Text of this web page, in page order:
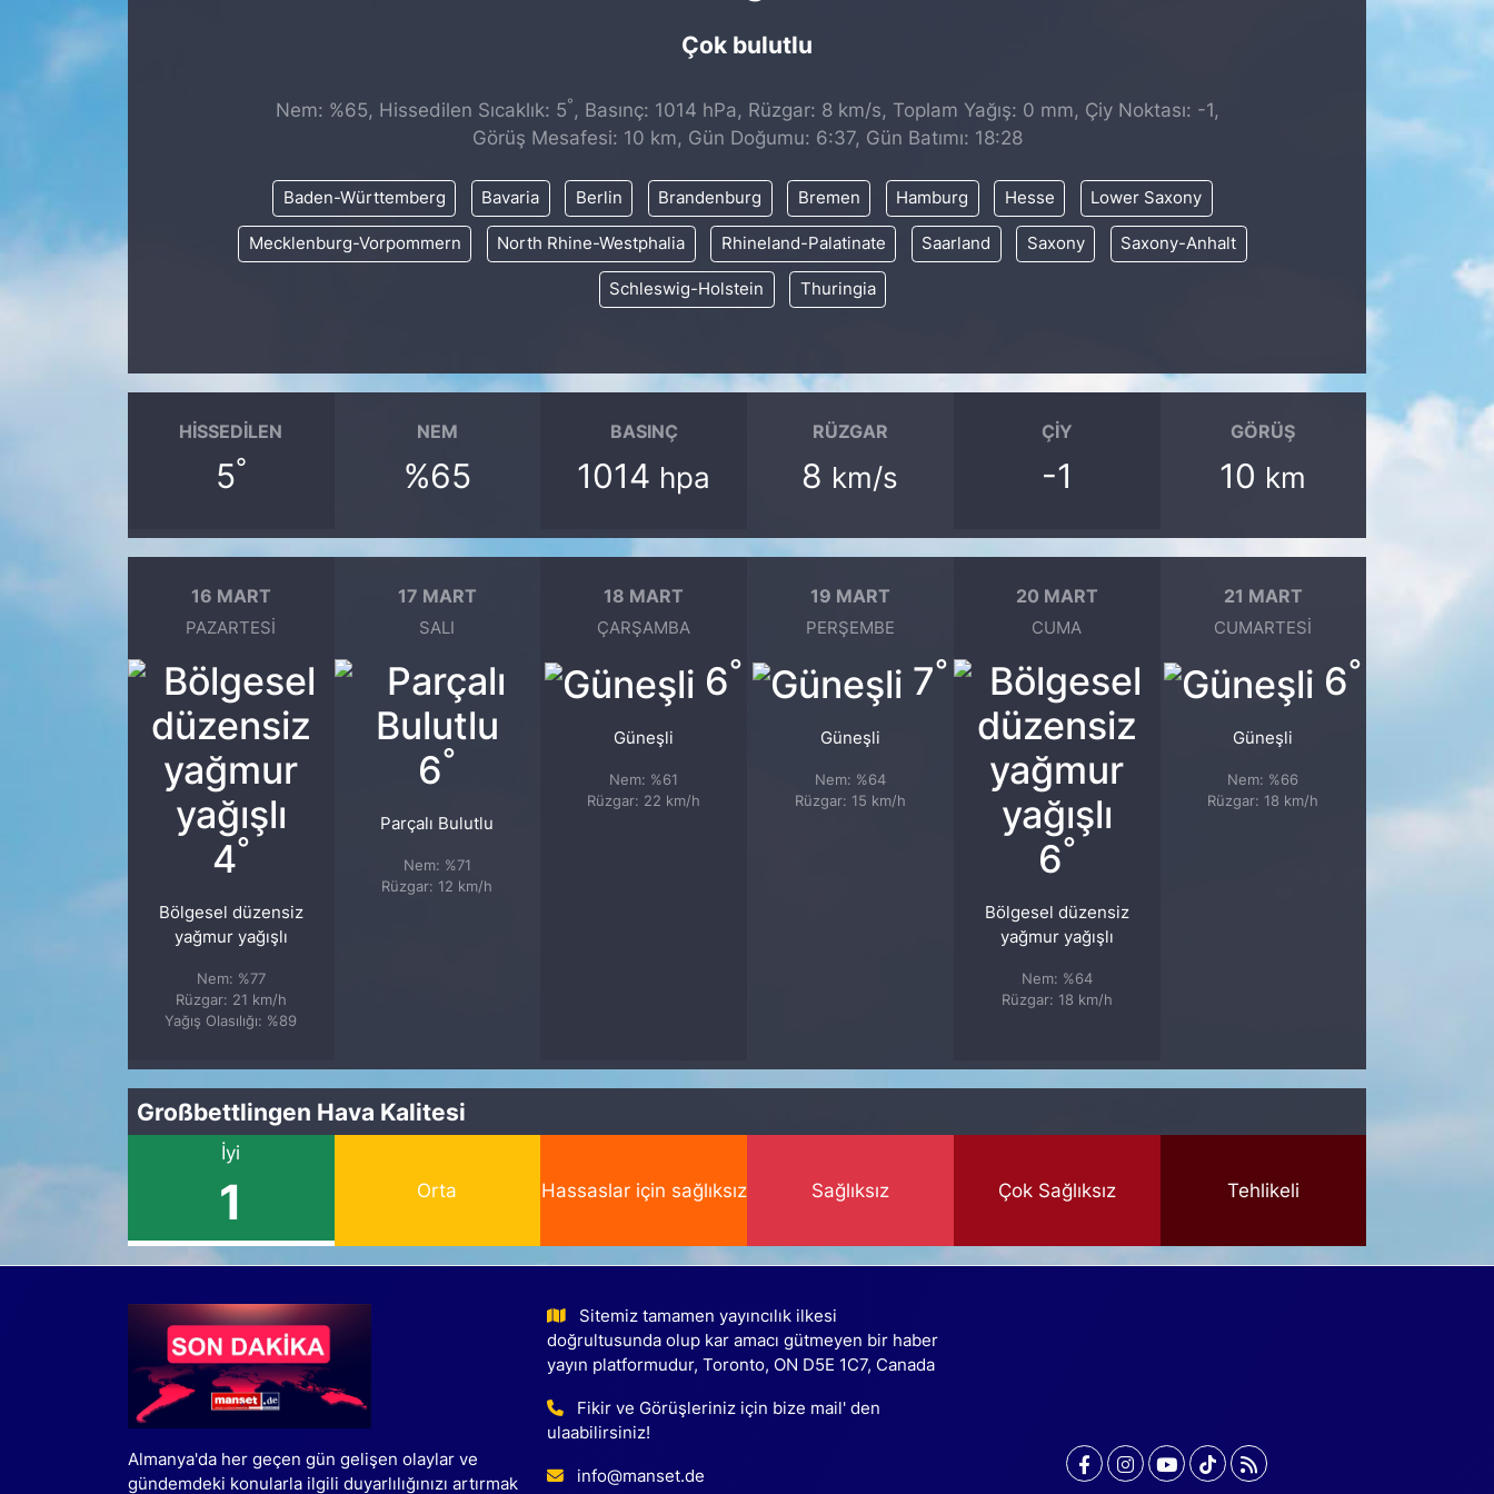
Çok bulutlu
Nem: %65, Hissedilen Sıcaklık: 5° , Basınç: 1014 hPa, Rüzgar: 8 km/s, Toplam Yağış: 0 mm, Çiy Noktası: -1,
Görüş Mesafesi: 10 km, Gün Doğumu: 6:37, Gün Batımı: 18:28
Baden-Württemberg Bavaria Berlin Brandenburg Bremen Hamburg Hesse Lower Saxony
Mecklenburg-Vorpommern North Rhine-Westphalia Rhineland-Palatinate Saarland Saxony Saxony-Anhalt
Schleswig-Holstein Thuringia
HISSEDILEN
5°
NEM
%65
BASINÇ
1014 hpa
RÜZGAR
8 km/s
ÇIY
-1
GÖRÜŞ
10 km
16 MART
PAZARTESI
4°
Bölgesel düzensiz
yağmur yağışlı
Nem: %77
Rüzgar: 21 km/h
Yağış Olasılığı: %89
17 MART
SALI
6°
Parçalı Bulutlu
Nem: %71
Rüzgar: 12 km/h
18 MART
ÇARŞAMBA
6°
Güneşli
Nem: %61
Rüzgar: 22 km/h
19 MART
PERŞEMBE
7°
Güneşli
Nem: %64
Rüzgar: 15 km/h
20 MART
CUMA
6°
Bölgesel düzensiz
yağmur yağışlı
Nem: %64
Rüzgar: 18 km/h
21 MART
CUMARTESI
6°
Güneşli
Nem: %66
Rüzgar: 18 km/h
Großbettlingen Hava Kalitesi
İyi
1 Orta Hassaslar için sağlıksız Sağlıksız Çok Sağlıksız Tehlikeli
Almanya'da her geçen gün gelişen olaylar ve
gündemdeki konularla ilgili duyarlılığınızı artırmak
Sitemiz tamamen yayıncılık ilkesi
doğrultusunda olup kar amacı gütmeyen bir haber
yayın platformudur, Toronto, ON D5E 1C7, Canada
Fikir ve Görüşleriniz için bize mail' den
ulaabilirsiniz!
info@manset.de